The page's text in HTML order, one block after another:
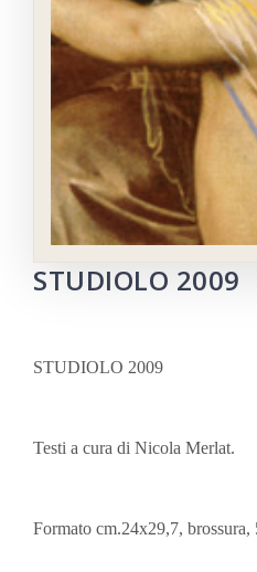
STUDIOLO 2009
STUDIOLO 2009
Testi a cura di Nicola Merlat.
Formato cm.24x29,7,